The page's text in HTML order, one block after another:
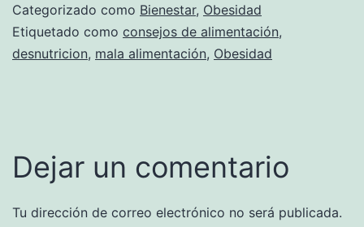
Categorizado como Bienestar, Obesidad
Etiquetado como consejos de alimentación,
desnutricion, mala alimentación, Obesidad
Dejar un comentario
Tu dirección de correo electrónico no será publicada.